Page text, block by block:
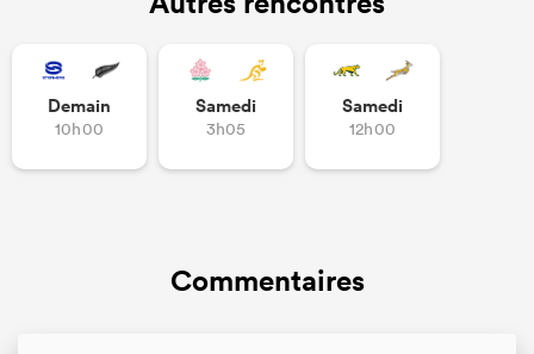
Demain
10h00
Samedi
3h05
Samedi
12h00
Commentaires